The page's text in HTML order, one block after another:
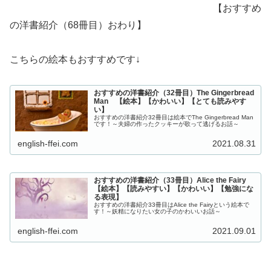
【おすすめ
の洋書紹介（68冊目）おわり】
こちらの絵本もおすすめです↓
おすすめの洋書紹介（32冊目）The Gingerbread
Man 【絵本】【かわいい】【とても読みやす
い】
おすすめの洋書紹介32冊目は絵本でThe Gingerbread Man
です！～夫婦の作ったクッキーが歌って逃げるお話～
english-ffei.com 2021.08.31
おすすめの洋書紹介（33冊目）Alice the Fairy
【絵本】【読みやすい】【かわいい】【勉強にな
る表現】
おすすめの洋書紹介33冊目はAlice the Fairyという絵本で
す！～妖精になりたい女の子のかわいいお話～
english-ffei.com 2021.09.01